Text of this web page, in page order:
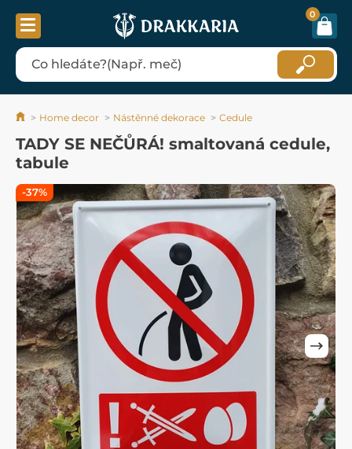
0
Home decor Nástěnné dekorace Cedule
TADY SE NEČŮRÁ! smaltovaná cedule,
tabule
-37%